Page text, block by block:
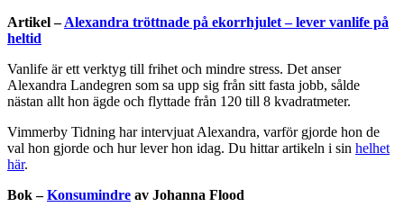
Artikel –Alexandra tröttnade på ekorrhjulet – lever vanlife på
heltid
Vanlife är ett verktyg till frihet och mindre stress. Det anser
Alexandra Landegren som sa upp sig från sitt fasta jobb, sålde
nästan allt hon ägde och flyttade från 120 till 8 kvadratmeter.
Vimmerby Tidning har intervjuat Alexandra, varför gjorde hon de
val hon gjorde och hur lever hon idag. Du hittar artikeln i sin helhet
här.
Bok –Konsumindre av Johanna Flood